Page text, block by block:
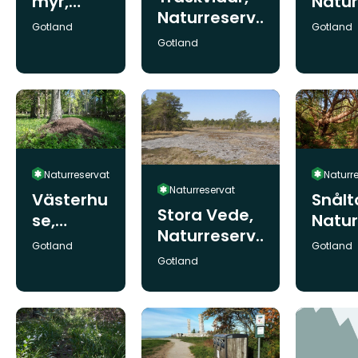
Naturres
Kommun:
Gotland
Naturreserv
at
Kommun:
Gotland
ervat
Gotland
Naturreservat
Västerhu
se,
Naturres
Kommun:
Gotland
Naturreservat
Stora Vede,
Naturreserv
at
Kommun:
Gotland
ervat
Gotland